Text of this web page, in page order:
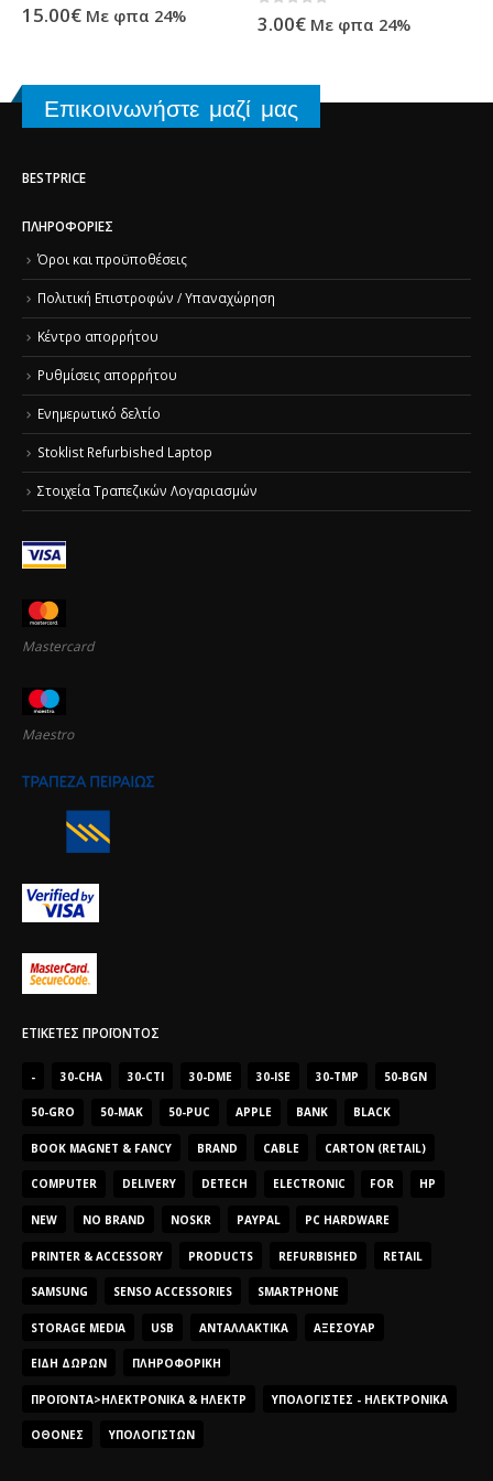
,ΥΠΟΛΟΓΙΣΤΈΣ - ΗΛΕΚΤΡΟΝΙΚΆ
0 out of 5
15.00€ Με φπα 24% 0 out of 5
3.00€ Με φπα 24%
Επικοινωνήστε μαζί μας
BESTPRICE
ΠΛΗΡΟΦΟΡΊΕΣ
Όροι και προϋποθέσεις
Πολιτική Επιστροφών / Υπαναχώρηση
Κέντρο απορρήτου
Ρυθμίσεις απορρήτου
Ενημερωτικό δελτίο
Stoklist Refurbished Laptop
Στοιχεία Τραπεζικών Λογαριασμών
Mastercard
Maestro
ΕΤΙΚΈΤΕΣ ΠΡΟΪΌΝΤΟΣ
- 30-CHA 30-CTI 30-DME 30-ISE 30-TMP 50-BGN
50-GRO 50-MAK 50-PUC APPLE BANK BLACK
BOOK MAGNET & FANCY BRAND CABLE CARTON (RETAIL)
COMPUTER DELIVERY DETECH ELECTRONIC FOR HP
NEW NO BRAND NOSKR PAYPAL PC HARDWARE
PRINTER & ACCESSORY PRODUCTS REFURBISHED RETAIL
SAMSUNG SENSO ACCESSORIES SMARTPHONE
STORAGE MEDIA USB ΑΝΤΑΛΛΑΚΤΙΚΆ ΑΞΕΣΟΥΆΡ
ΕΊΔΗ ΔΏΡΩΝ ΠΛΗΡΟΦΟΡΙΚΉ
ΠΡΟΪΌΝΤΑ>ΗΛΕΚΤΡΟΝΙΚΆ & ΗΛΕΚΤΡ ΥΠΟΛΟΓΙΣΤΈΣ - ΗΛΕΚΤΡΟΝΙΚΆ
ΟΘΌΝΕΣ ΥΠΟΛΟΓΙΣΤΏΝ